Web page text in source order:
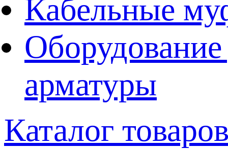
Кабельные
арматуры
Каталог